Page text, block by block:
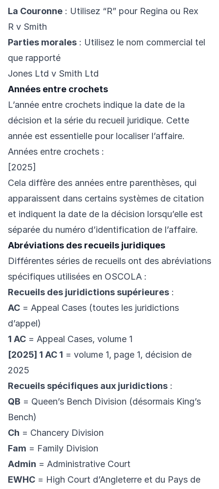
La Couronne : Utilisez “R” pour Regina ou Rex
R v Smith
Parties morales : Utilisez le nom commercial tel
que rapporté
Jones Ltd v Smith Ltd
Années entre crochets
L’année entre crochets indique la date de la
décision et la série du recueil juridique. Cette
année est essentielle pour localiser l’affaire.
Années entre crochets :
[2025]
Cela diffère des années entre parenthèses, qui
apparaissent dans certains systèmes de citation
et indiquent la date de la décision lorsqu’elle est
séparée du numéro d’identification de l’affaire.
Abréviations des recueils juridiques
Différentes séries de recueils ont des abréviations
spécifiques utilisées en OSCOLA :
Recueils des juridictions supérieures :
AC = Appeal Cases (toutes les juridictions
d’appel)
1 AC = Appeal Cases, volume 1
[2025] 1 AC 1 = volume 1, page 1, décision de
2025
Recueils spécifiques aux juridictions :
QB = Queen’s Bench Division (désormais King’s
Bench)
Ch = Chancery Division
Fam = Family Division
Admin = Administrative Court
EWHC = High Court d’Angleterre et du Pays de